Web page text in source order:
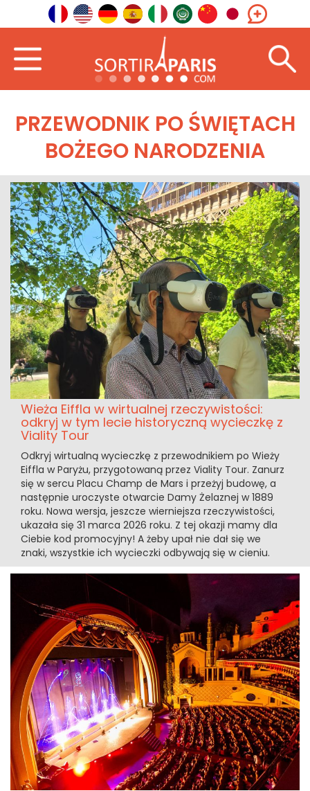
PRZEWODNIK PO ŚWIĘTACH
BOŻEGO NARODZENIA
Wieża Eiffla w wirtualnej rzeczywistości:
odkryj w tym lecie historyczną wycieczkę z
Viality Tour
Odkryj wirtualną wycieczkę z przewodnikiem po Wieży
Eiffla w Paryżu, przygotowaną przez Viality Tour. Zanurz
się w sercu Placu Champ de Mars i przeżyj budowę, a
następnie uroczyste otwarcie Damy Żelaznej w 1889
roku. Nowa wersja, jeszcze wierniejsza rzeczywistości,
ukazała się 31 marca 2026 roku. Z tej okazji mamy dla
Ciebie kod promocyjny! A żeby upał nie dał się we
znaki, wszystkie ich wycieczki odbywają się w cieniu.